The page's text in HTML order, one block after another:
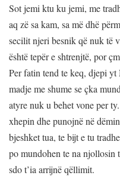
Sot jemi ktu ku jemi, me
aq zë sa kam, sa më dhë
secilit njeri besnik që nuk të
është tepër e shtrenjtë, por
Per fatin tend te keq, djepi
madje me shume se çka
atyre nuk u behet vone per
xhepin dhe punojnë në
bjeshket tua, te bijt e tu
po mundohen te na njollosin
sdo t’ia arrijnë qëllimit.